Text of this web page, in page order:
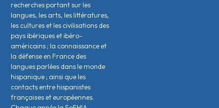
recherches portant sur les
langues, les arts, les littératures,
les cultures et les civilisations des
pays ibériques et ibéro-
américains ; la connaissance et
la défense en France des
langues parlées dans le monde
hispanique ; ainsi que les
contacts entre hispanistes
français·es et européen·nes.